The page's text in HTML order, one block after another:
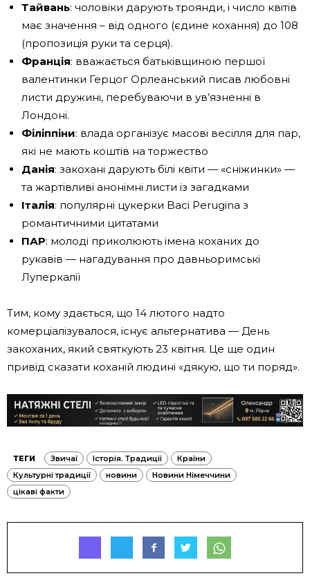
Тайвань: чоловіки дарують троянди, і число квітів
має значення – від одного (єдине кохання) до 108
(пропозиція руки та серця).
Франція: вважається батьківщиною першої
валентинки Герцог Орлеанський писав любовні
листи дружині, перебуваючи в ув’язненні в
Лондоні.
Філіппіни: влада організує масові весілля для пар,
які не мають коштів на торжество
Данія: закохані дарують білі квіти — «сніжинки» —
та жартівливі анонімні листи із загадками
Італія: популярні цукерки Baci Perugina з
романтичними цитатами
ПАР: молоді приколюють імена коханих до
рукавів — нагадування про давньоримські
Луперкалії
Тим, кому здається, що 14 лютого надто
комерціалізувалося, існує альтернатива — День
закоханих, який святкують 23 квітня. Це ще один
привід сказати коханій людині «дякую, що ти поряд».
ТЕГИ Звичаї Історія. Традиції
Країни
Культурні традиції
новини
Новини Німеччини
цікаві факти